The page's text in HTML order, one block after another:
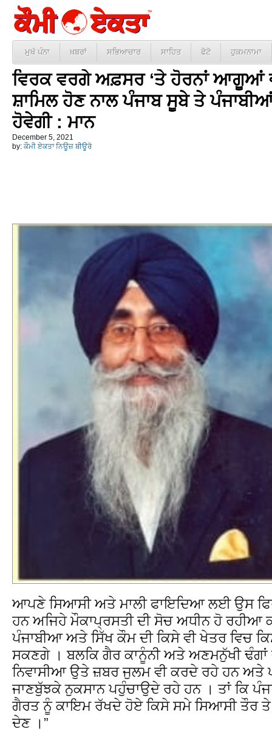
ਮੁਖੱ ਪੰਨਾ ਖ਼ਬਰਾਂ ਸਭਿਆਚਾਰ ਸਾਹਿਤ ਫੋਟੋ ਹੁਕਮਨਾਮਾ
ਵਿਰਕ ਵਰਗੇ ਅਫ਼ਸਰ ‘ਤੇ ਹੋਰਨਾਂ ਆਗੂਆਂ
ਸ਼ਾਮਿਲ ਹੋਣ ਨਾਲ ਪੰਜਾਬ ਸੂਬੇ ਤੇ
ਹੋਵੇਗੀ : ਮਾਨ
December 5, 2021
by: ਕੌਮੀ ਏਕਤਾ ਨਿਊਜ਼ ਬੀਊਰੋ
ਆਪਣੇ ਸਿਆਸੀ ਅਤੇ ਮਾਲੀ ਫਾਇਦਿਆ ਲਈ ਉਸ
ਹਨ ਅਜਿਹੇ ਮੌਕਾਪ੍ਰਸਤੀ ਦੀ ਸੋਚ ਅਧੀਨ ਹੋ ਰਹੀਆ
ਪੰਜਾਬੀਆ ਅਤੇ ਸਿੱਖ ਕੌਮ ਦੀ ਕਿਸੇ ਵੀ ਖੇਤਰ ਵਿਚ
ਸਕਣਗੇ । ਬਲਕਿ ਗੈਰ ਕਾਨੂੰਨੀ ਅਤੇ ਅਣਮਨੁੱਖੀ ਢੰਗਾਂ
ਨਿਵਾਸੀਆ ਉਤੇ ਜ਼ਬਰ ਜੁਲਮ ਵੀ ਕਰਦੇ ਰਹੇ ਹਨ ਅਤੇ
ਜਾਣਬੁੱਝਕੇ ਨੁਕਸਾਨ ਪਹੁੰਚਾਉਦੇ ਰਹੇ ਹਨ । ਤਾਂ ਕਿ
ਗੈਰਤ ਨੂੰ ਕਾਇਮ ਰੱਖਦੇ ਹੋਏ ਕਿਸੇ ਸਮੇ ਸਿਆਸੀ ਤੌਰ
ਦੇਣ ।”